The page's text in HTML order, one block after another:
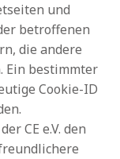
und
betroffenen
die andere
Ein bestimmter
Cookie-ID
CE e.V. den